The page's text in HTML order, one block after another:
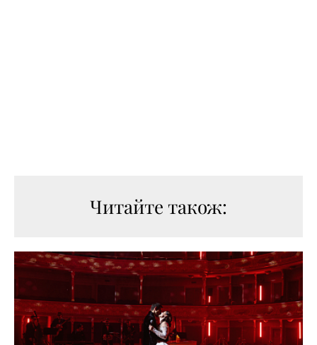
Читайте також: